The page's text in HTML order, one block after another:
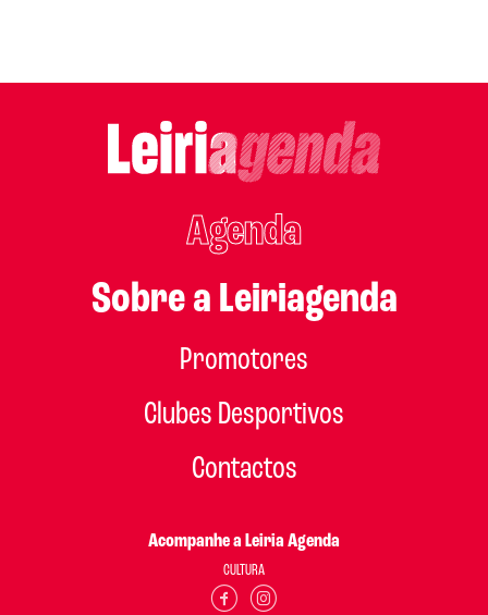
Agenda
Sobre a Leiriagenda
Promotores
Clubes Desportivos
Contactos
Acompanhe a Leiria Agenda
CULTURA